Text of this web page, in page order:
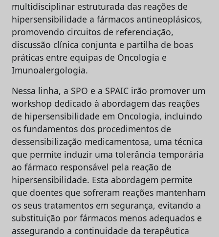
multidisciplinar estruturada das reações de
hipersensibilidade a fármacos antineoplásicos,
promovendo circuitos de referenciação,
discussão clínica conjunta e partilha de boas
práticas entre equipas de Oncologia e
Imunoalergologia.
Nessa linha, a SPO e a SPAIC irão promover um
workshop dedicado à abordagem das reações
de hipersensibilidade em Oncologia, incluindo
os fundamentos dos procedimentos de
dessensibilização medicamentosa, uma técnica
que permite induzir uma tolerância temporária
ao fármaco responsável pela reação de
hipersensibilidade. Esta abordagem permite
que doentes que sofreram reações mantenham
os seus tratamentos em segurança, evitando a
substituição por fármacos menos adequados e
assegurando a continuidade da terapêutica